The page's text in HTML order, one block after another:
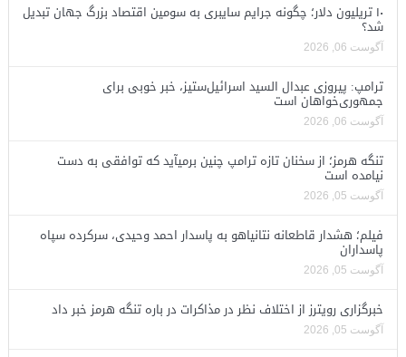
۱۰ تریلیون دلار؛ چگونه جرایم سایبری به سومین اقتصاد بزرگ جهان تبدیل
شد؟
آگوست 06, 2026
ترامپ: پیروزی عبدال السید اسرائیل‌ستیز، خبر خوبی برای
جمهوری‌خواهان است
آگوست 06, 2026
تنگه هرمز؛ از سخنان تازه ترامپ چنین برمیآید که توافقی به دست
نیامده است
آگوست 05, 2026
فیلم؛ هشدار قاطعانه نتانیاهو به پاسدار احمد وحیدی، سرکرده سپاه
پاسداران
آگوست 05, 2026
خبرگزاری رویترز از اختلاف نظر در مذاکرات در باره تنگه هرمز خبر داد
آگوست 05, 2026